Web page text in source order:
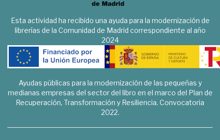
Esta actividad ha recibido una ayuda para la modernización de
librerías de la Comunidad de Madrid correspondiente al año
2024
Ayudas públicas para la modernización de las pequeñas y
medianas empresas del sector del libro en el marco del Plan de
Recuperación, Transformación y Resiliencia. Convocatoria
2022.